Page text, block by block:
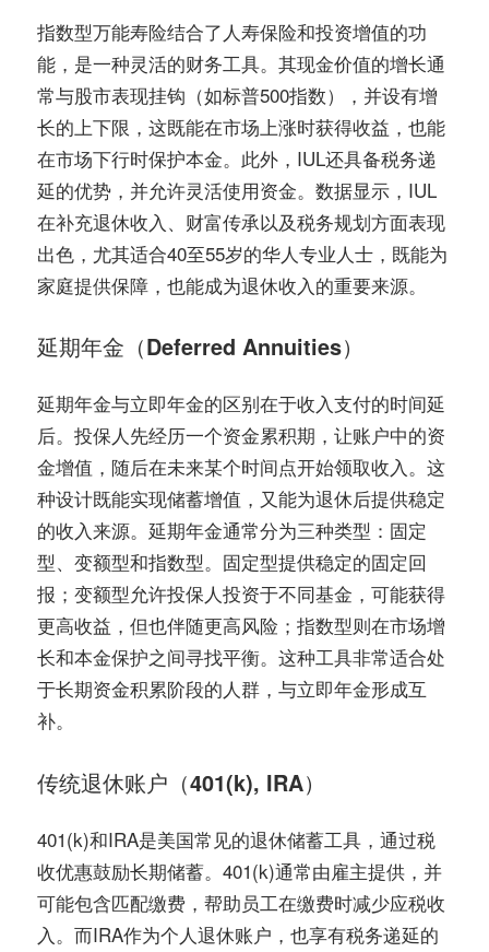
指数型万能寿险结合了人寿保险和投资增值的功
能，是一种灵活的财务工具。其现金价值的增长通
常与股市表现挂钩（如标普500指数），并设有增
长的上下限，这既能在市场上涨时获得收益，也能
在市场下行时保护本金。此外，IUL还具备税务递
延的优势，并允许灵活使用资金。数据显示，IUL
在补充退休收入、财富传承以及税务规划方面表现
出色，尤其适合40至55岁的华人专业人士，既能为
家庭提供保障，也能成为退休收入的重要来源。
延期年金（Deferred Annuities）
延期年金与立即年金的区别在于收入支付的时间延
后。投保人先经历一个资金累积期，让账户中的资
金增值，随后在未来某个时间点开始领取收入。这
种设计既能实现储蓄增值，又能为退休后提供稳定
的收入来源。延期年金通常分为三种类型：固定
型、变额型和指数型。固定型提供稳定的固定回
报；变额型允许投保人投资于不同基金，可能获得
更高收益，但也伴随更高风险；指数型则在市场增
长和本金保护之间寻找平衡。这种工具非常适合处
于长期资金积累阶段的人群，与立即年金形成互
补。
传统退休账户（401(k), IRA）
401(k)和IRA是美国常见的退休储蓄工具，通过税
收优惠鼓励长期储蓄。401(k)通常由雇主提供，并
可能包含匹配缴费，帮助员工在缴费时减少应税收
入。而IRA作为个人退休账户，也享有税务递延的